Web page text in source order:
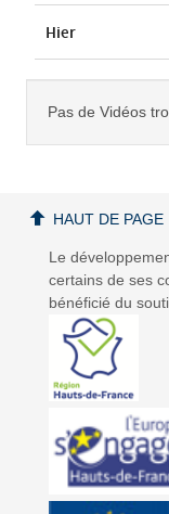
Hier
Pas de Vidéos
Le
certains de ses
bénéficié du
HAUT DE PAGE